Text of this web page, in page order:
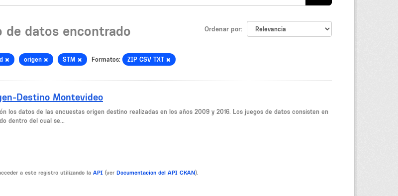
Ordenar por
de datos encontrado
origen STM Formatos: ZIP CSV TXT
Destino Montevideo
los datos de las encuestas origen destino realizadas en los años 2009 y 2016. Los juegos de datos consisten en
dentro del cual se...
a este registro utilizando la API (ver Documentacion del API CKAN).